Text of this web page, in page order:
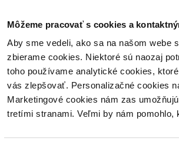
Môžeme pracovať s cookies a
Aby sme vedeli, ako sa na našom webe
zbierame cookies. Niektoré sú naozaj
toho používame analytické cookies,
vás zlepšovať. Personalizačné cookies
Marketingové cookies nám zas
tretími stranami. Veľmi by nám
Poukážky Kontakt